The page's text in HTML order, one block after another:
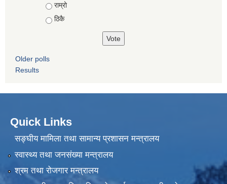
राम्रो
ठिकै
Older polls
Results
Quick Links
सङ्घीय मामिला तथा सामान्य प्रशासन मन्त्रालय
स्वास्थ्य तथा जनसंख्या मन्त्रालय
श्रम तथा रोजगार मन्त्रालय